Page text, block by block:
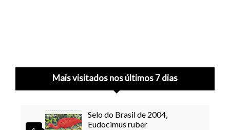
Mais visitados nos últimos 7 dias
Selo do Brasil de 2004,
Eudocimus ruber